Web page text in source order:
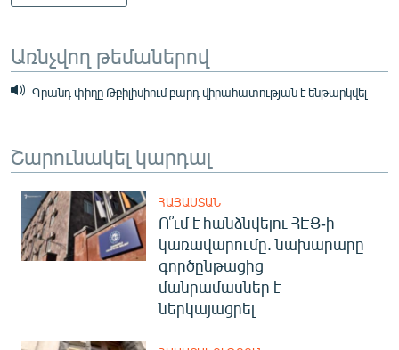
Առնչվող թեմաներով
Գրանդ փիղը Թբիլիսիում բարդ վիրահատության է ենթարկվել
Շարունակել կարդալ
ՀԱՅԱՍՏԱՆ
Ո՞ւմ է հանձնվելու ՀԷՑ-ի
կառավարումը. նախարարը
գործընթացից
մանրամասներ է
ներկայացրել